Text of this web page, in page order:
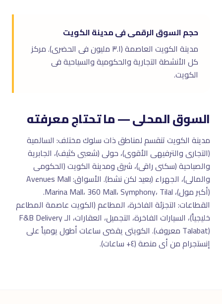
حجم السوق الرقمى فى مدينة الكويت
مدينة الكويت العاصمة (٣.١ مليون فى الحضرى). مركز
كل الأنشطة التجارية والحكومية والسياحية فى
الكويت.
السوق المحلى — ما تحتاج معرفته
مدينة الكويت تنقسم لمناطق ذات سلوك مختلف: السالمية
(التجارى والترفيهى الأقوى)، حولى (شعبى كثيف)، الجابرية
والصباحية (سكنى راقى)، شرق ومدينة الكويت (الحكومى
والمالى)، الجهراء (بعيد لكن نشط). الأسواق: Avenues Mall
(أكبر مول)، Marina Mall، 360 Mall، Symphony، Tilal.
القطاعات: التجزئة الفاخرة، المطاعم (الكويت عاصمة المطاعم
خليجياً)، السيارات الفاخرة، التجميل، العقارات، الـ F&B Delivery
(Talabat معروف). الكويتى يقضى ساعات أطول يومياً على
إنستجرام من أى منصة (٤+ ساعات).